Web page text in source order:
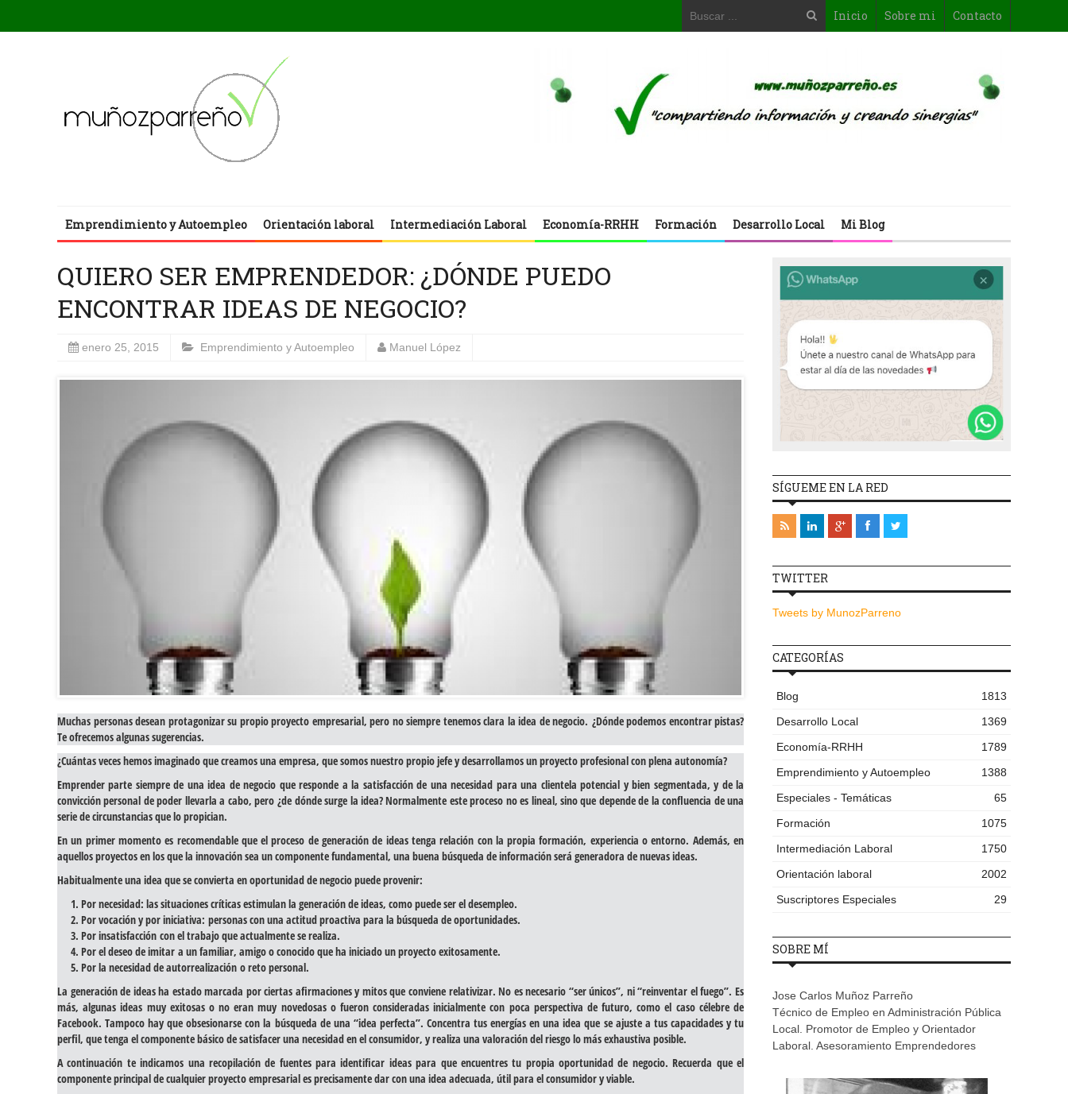
Inicio Sobre mi Contacto
Emprendimiento y Autoempleo Orientación laboral Intermediación Laboral Economía-RRHH Formación Desarrollo Local Mi Blog
QUIERO SER EMPRENDEDOR: ¿DÓNDE PUEDO
ENCONTRAR IDEAS DE NEGOCIO?
enero 25, 2015 Emprendimiento y Autoempleo Manuel López
Muchas personas desean protagonizar su propio proyecto empresarial, pero no siempre tenemos clara la idea de negocio. ¿Dónde podemos encontrar pistas?
Te ofrecemos algunas sugerencias.
¿Cuántas veces hemos imaginado que creamos una empresa, que somos nuestro propio jefe y desarrollamos un proyecto profesional con plena autonomía?
Emprender parte siempre de una idea de negocio que responde a la satisfacción de una necesidad para una clientela potencial y bien segmentada, y de la
convicción personal de poder llevarla a cabo, pero ¿de dónde surge la idea? Normalmente este proceso no es lineal, sino que depende de la confluencia de una
serie de circunstancias que lo propician.
En un primer momento es recomendable que el proceso de generación de ideas tenga relación con la propia formación, experiencia o entorno. Además, en
aquellos proyectos en los que la innovación sea un componente fundamental, una buena búsqueda de información será generadora de nuevas ideas.
Habitualmente una idea que se convierta en oportunidad de negocio puede provenir:
Por necesidad: las situaciones críticas estimulan la generación de ideas, como puede ser el desempleo.
Por vocación y por iniciativa: personas con una actitud proactiva para la búsqueda de oportunidades.
Por insatisfacción con el trabajo que actualmente se realiza.
Por el deseo de imitar a un familiar, amigo o conocido que ha iniciado un proyecto exitosamente.
Por la necesidad de autorrealización o reto personal.
La generación de ideas ha estado marcada por ciertas afirmaciones y mitos que conviene relativizar. No es necesario “ser únicos”, ni “reinventar el fuego”. Es
más, algunas ideas muy exitosas o no eran muy novedosas o fueron consideradas inicialmente con poca perspectiva de futuro, como el caso célebre de
Facebook. Tampoco hay que obsesionarse con la búsqueda de una “idea perfecta”. Concentra tus energías en una idea que se ajuste a tus capacidades y tu
perfil, que tenga el componente básico de satisfacer una necesidad en el consumidor, y realiza una valoración del riesgo lo más exhaustiva posible.
A continuación te indicamos una recopilación de fuentes para identificar ideas para que encuentres tu propia oportunidad de negocio. Recuerda que el
componente principal de cualquier proyecto empresarial es precisamente dar con una idea adecuada, útil para el consumidor y viable.
SÍGUEME EN LA RED
TWITTER
Tweets by MunozParreno
CATEGORÍAS
Blog
1813
Desarrollo Local
1369
Economía-RRHH
1789
Emprendimiento y Autoempleo
1388
Especiales - Temáticas
65
Formación
1075
Intermediación Laboral
1750
Orientación laboral
2002
Suscriptores Especiales
29
SOBRE MÍ
Jose Carlos Muñoz Parreño
Técnico de Empleo en Administración Pública
Local. Promotor de Empleo y Orientador
Laboral. Asesoramiento Emprendedores